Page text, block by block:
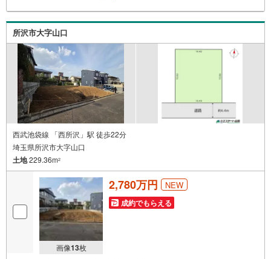
応。まずはお気軽にご相談ください。■電車でお越しのお客
様は、西武線「所沢駅」西口より徒歩5分■お車でお越しの
お客様は、提携駐車場がございますので弊社営業スタッフ
までお尋ねください。
所沢市大字山口
西武池袋線 「西所沢」駅 徒歩22分
埼玉県所沢市大字山口
土地229.36m2
画像13枚
2,780万円 NEW
成約でもらえる